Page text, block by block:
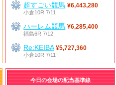
超すごい競馬 ¥6,443,280
小倉10R 7/11
ハーレム競馬 ¥6,285,400
福島6R 7/12
Re:KEIBA ¥5,727,360
小倉10R 7/11
今日の会場の配当基準線